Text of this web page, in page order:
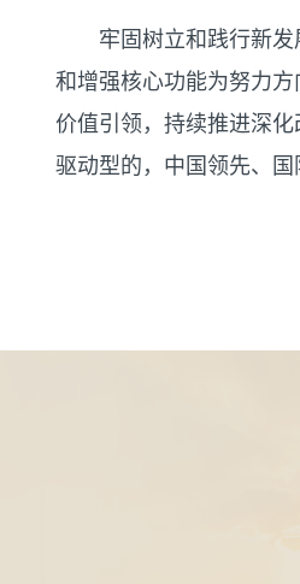
牢固树立和践行新
和增强核心功能为努力
价值引领，持续推进深
驱动型的，中国领先、国